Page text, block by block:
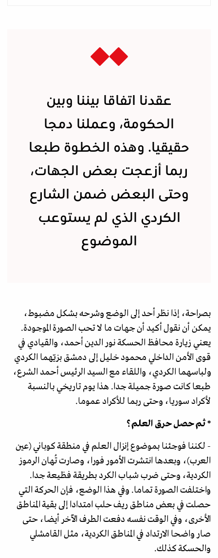
عقدنا اتفاقا بيننا وبين
الحكومة، وعملنا دمجا
حقيقيا. وهذه الخطوة طبعا
ربما أزعجت بعض الجهات،
وحتى البعض ضمن الشارع
الكردي الذي لم يستوعب
الموضوع
بصراحة، إذا نظر أحد إلى الوضع وشرحه بشكل مضبوط،
يمكن أن نقول أكيد أن جهات ما لا تحب الصورة الموجودة.
يعني زيارة محافظ الحسكة نور الدين أحمد، والقيادي في
قوى الأمن الداخلي محمود خليل إلى دمشق بزيّهما الكردي
ولباسهما الكردي، واللقاء مع السيد الرئيس أحمد الشرع،
طبعا كانت صورة جميلة جدا. هذا يوم تاريخي بالنسبة
لأكراد سوريا، وحتى ربما للأكراد عموما.
* ثم حصل حرق العلم؟
- لكننا فوجئنا بموضوع إنزال العلم في منطقة كوباني (عين
العرب)، وبعدها انتشرت الأمور فورا، وصارت تُهان الرموز
الكردية، وحتى ضرب شباب الكرد بطريقة فظيعة جدا.
واختلفت الصورة تماما. وفي هذا الوضع، فإن الحركة التي
حصلت في بعض مناطق ريف حلب امتدادا إلى بقية المناطق
الأخرى، وفي الوقت نفسه دفعت الطرف الآخر أيضا، حتى
صار واضحا الارتداد في المناطق الكردية، مثل القامشلي
والحسكة كذلك.